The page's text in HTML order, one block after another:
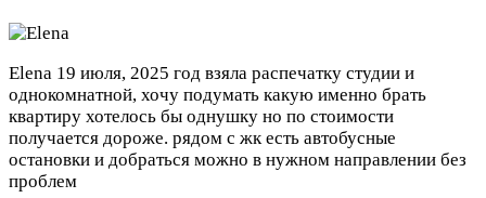
Elena 19 июля, 2025 год взяла распечатку студии и
однокомнатной, хочу подумать какую именно брать
квартиру хотелось бы однушку но по стоимости
получается дороже. рядом с жк есть автобусные
остановки и добраться можно в нужном направлении без
проблем